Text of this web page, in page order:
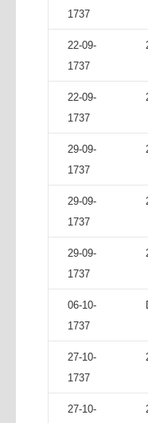
1737
22-09-
1737
22-09-
1737
29-09-
1737
29-09-
1737
29-09-
1737
06-10-
1737
27-10-
1737
27-10-